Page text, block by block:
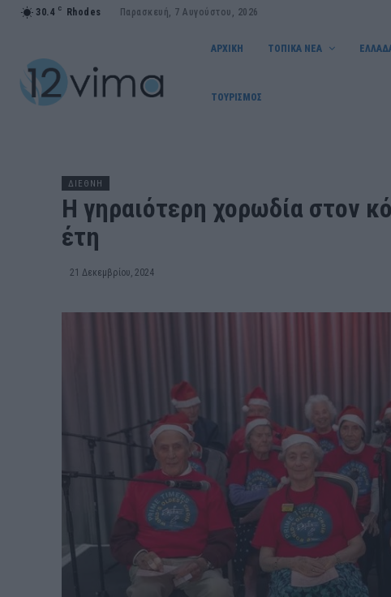
30.4 C Rhodes Παρασκευή, 7 Αυγούστου, 2026
ΑΡΧΙΚΗ ΤΟΠΙΚΑ ΝΕΑ
ΤΟΥΡΙΣΜΟΣ
ΔΙΕΘΝΗ
Η γηραιότερη χορωδία στον
έτη
21 Δεκεμβρίου, 2024